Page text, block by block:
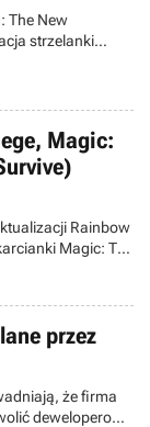
The New
strzelanki
klimat, świetną
Magic:
Rainbow
Magic: The
Internetu w Metal
porcji
przez
że firma
deweloperom